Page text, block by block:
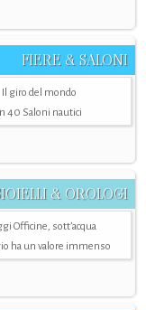
FIERE & SALONI
Il giro del mondo
40 Saloni nautici
& OROLOGI
Officine, sott’acqua
ha un valore immenso